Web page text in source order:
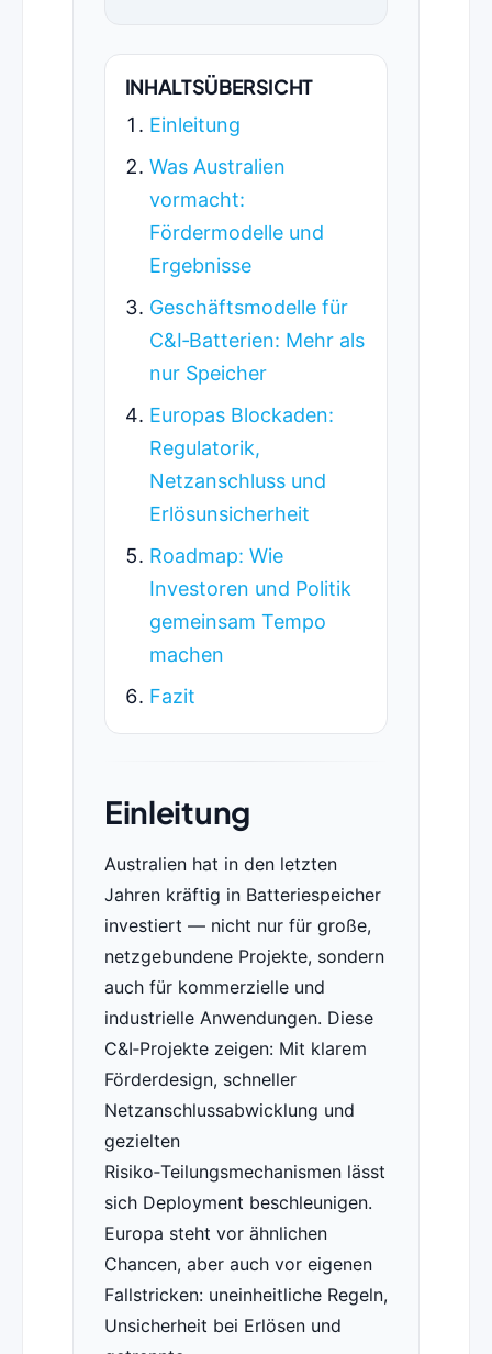
INHALTSÜBERSICHT
Einleitung
Was Australien
vormacht:
Fördermodelle und
Ergebnisse
Geschäftsmodelle für
C&I‑Batterien: Mehr als
nur Speicher
Europas Blockaden:
Regulatorik,
Netzanschluss und
Erlösunsicherheit
Roadmap: Wie
Investoren und Politik
gemeinsam Tempo
machen
Fazit
Einleitung
Australien hat in den letzten
Jahren kräftig in Batteriespeicher
investiert — nicht nur für große,
netzgebundene Projekte, sondern
auch für kommerzielle und
industrielle Anwendungen. Diese
C&I‑Projekte zeigen: Mit klarem
Förderdesign, schneller
Netzanschlussabwicklung und
gezielten
Risiko‑Teilungsmechanismen lässt
sich Deployment beschleunigen.
Europa steht vor ähnlichen
Chancen, aber auch vor eigenen
Fallstricken: uneinheitliche Regeln,
Unsicherheit bei Erlösen und